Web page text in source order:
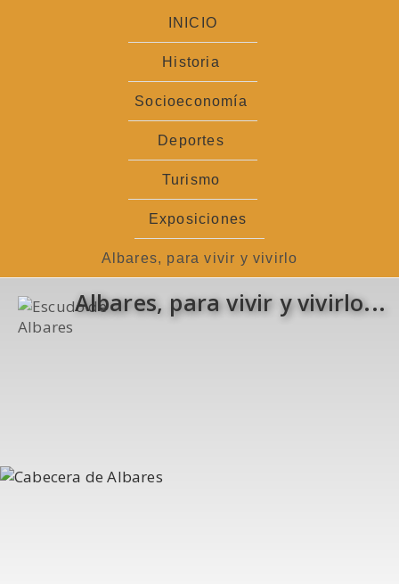
INICIO
Historia
Socioeconomía
Deportes
Turismo
Exposiciones
Albares, para vivir y vivirlo
Albares, para vivir y vivirlo...